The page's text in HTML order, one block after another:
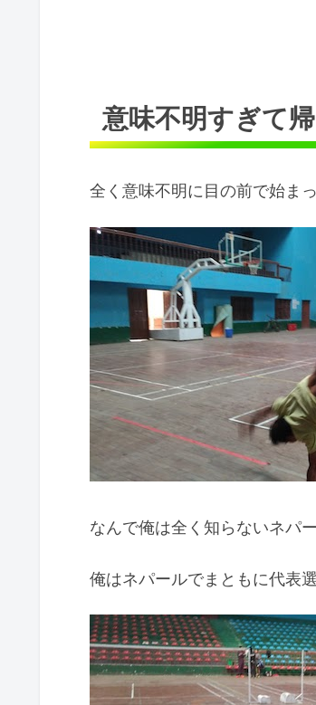
意味不明すぎて
全く意味不明に目の前で始ま
なんで俺は全く知らないネパ
俺はネパールでまともに代表